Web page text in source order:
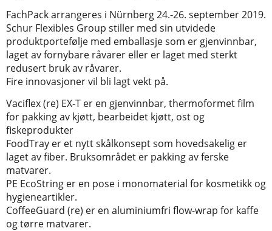
FachPack arrangeres i Nürnberg 24.-26. september 2019.
Schur Flexibles Group stiller med sin utvidede
produktportefølje med emballasje som er gjenvinnbar,
laget av fornybare råvarer eller er laget med sterkt
redusert bruk av råvarer.
Fire innovasjoner vil bli lagt vekt på.
Vaciflex (re) EX-T er en gjenvinnbar, thermoformet film
for pakking av kjøtt, bearbeidet kjøtt, ost og
fiskeprodukter
FoodTray er et nytt skålkonsept som hovedsakelig er
laget av fiber. Bruksområdet er pakking av ferske
matvarer.
PE EcoString er en pose i monomaterial for kosmetikk og
hygieneartikler.
CoffeeGuard (re) er en aluminiumfri flow-wrap for kaffe
og tørre matvarer.